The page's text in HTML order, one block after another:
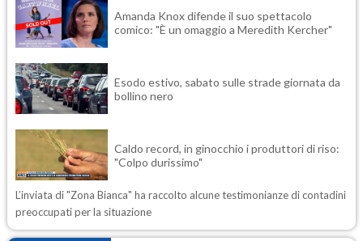
Amanda Knox difende il suo spettacolo
comico: "È un omaggio a Meredith Kercher"
Esodo estivo, sabato sulle strade giornata da
bollino nero
Caldo record, in ginocchio i produttori di riso:
"Colpo durissimo"
L’inviata di "Zona Bianca" ha raccolto alcune testimonianze di contadini
preoccupati per la situazione